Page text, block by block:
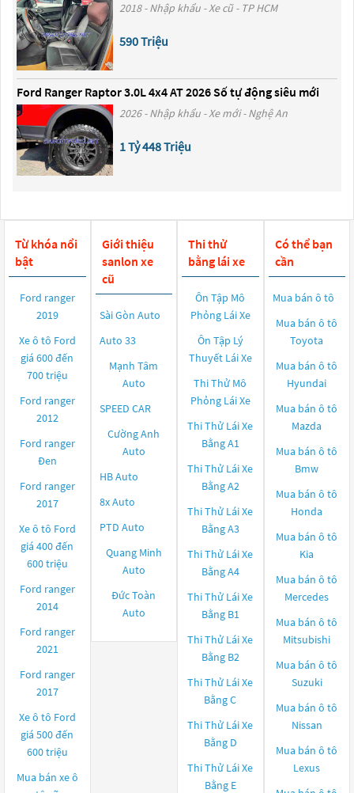
2018 - Nhập khẩu - Xe cũ - TP HCM
590 Triệu
Ford Ranger Raptor 3.0L 4x4 AT 2026 Số tự động siêu mới
2026 - Nhập khẩu - Xe mới - Nghệ An
1 Tỷ 448 Triệu
Từ khóa nổi
bật
Ford ranger
2019
Xe ô tô Ford
giá 600 đến
700 triệu
Ford ranger
2012
Ford ranger
Đen
Ford ranger
2017
Xe ô tô Ford
giá 400 đến
600 triệu
Ford ranger
2014
Ford ranger
2021
Ford ranger
2017
Xe ô tô Ford
giá 500 đến
600 triệu
Mua bán xe ô
Giới thiệu
sanlon xe
cũ
Sài Gòn Auto
Auto 33
Mạnh Tâm
Auto
SPEED CAR
Cường Anh
Auto
HB Auto
8x Auto
PTD Auto
Quang Minh
Auto
Đức Toàn
Auto
Thi thử
bằng lái xe
Ôn Tập Mô
Phỏng Lái Xe
Ôn Tập Lý
Thuyết Lái Xe
Thi Thử Mô
Phỏng Lái Xe
Thi Thử Lái Xe
Bằng A1
Thi Thử Lái Xe
Bằng A2
Thi Thử Lái Xe
Bằng A3
Thi Thử Lái Xe
Bằng A4
Thi Thử Lái Xe
Bằng B1
Thi Thử Lái Xe
Bằng B2
Thi Thử Lái Xe
Bằng C
Thi Thử Lái Xe
Bằng D
Thi Thử Lái Xe
Bằng E
Có thể bạn
cần
Mua bán ô tô
Mua bán ô tô
Toyota
Mua bán ô tô
Hyundai
Mua bán ô tô
Mazda
Mua bán ô tô
Bmw
Mua bán ô tô
Honda
Mua bán ô tô
Kia
Mua bán ô tô
Mercedes
Mua bán ô tô
Mitsubishi
Mua bán ô tô
Suzuki
Mua bán ô tô
Nissan
Mua bán ô tô
Lexus